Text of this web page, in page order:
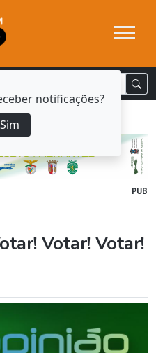
notificações?
Sim
PUB
Votar! Votar!